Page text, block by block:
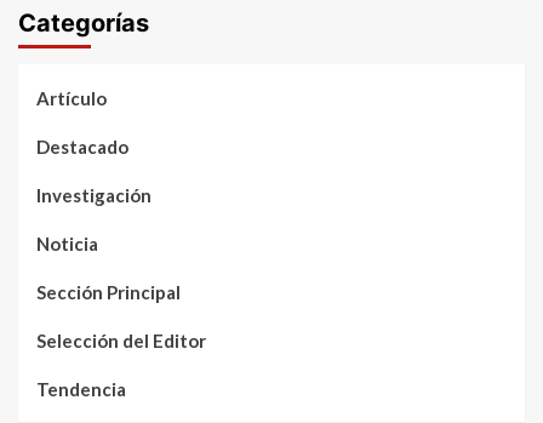
Categorías
Artículo
Destacado
Investigación
Noticia
Sección Principal
Selección del Editor
Tendencia